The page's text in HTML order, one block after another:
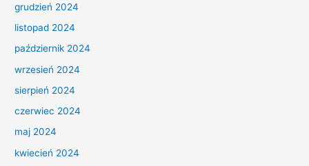
grudzień 2024
listopad 2024
październik 2024
wrzesień 2024
sierpień 2024
czerwiec 2024
maj 2024
kwiecień 2024